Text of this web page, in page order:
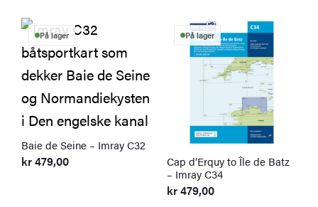
På lager
Baie de Seine – Imray C32
kr479,00
På lager
Cap d’Erquy to Île de Batz
– Imray C34
kr479,00